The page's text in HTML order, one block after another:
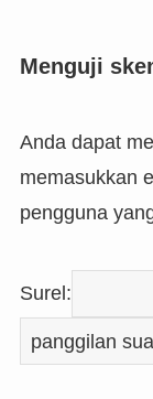
Menguji
Anda dapat
memasukkan
pengguna
Surel: